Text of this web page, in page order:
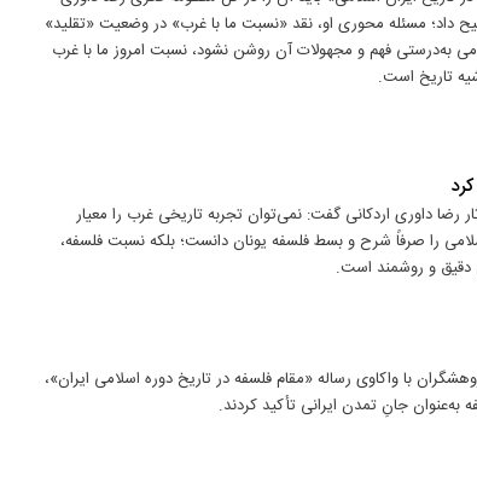
داد؛ مسئله محوری او، نقد «نسبت ما با غرب» در وضعیت «تقلید»
به‌درستی فهم و مجهولات آن روشن نشود، نسبت امروز ما با غرب
تاریخ است.
داوری اردکانی گفت: نمی‌توان تجربه تاریخی غرب را معیار
را صرفاً شرح و بسط فلسفه یونان دانست؛ بلکه نسبت فلسفه،
دقیق و روشمند است.
با واکاوی رساله «مقام فلسفه در تاریخ دوره اسلامی ایران»،
جانِ تمدن ایرانی تأکید کردند.